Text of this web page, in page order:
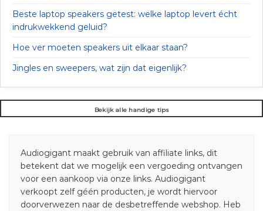
Beste laptop speakers getest: welke laptop levert écht
indrukwekkend geluid?
Hoe ver moeten speakers uit elkaar staan?
Jingles en sweepers, wat zijn dat eigenlijk?
Bekijk alle handige tips
Audiogigant maakt gebruik van affiliate links, dit
betekent dat we mogelijk een vergoeding ontvangen
voor een aankoop via onze links. Audiogigant
verkoopt zelf géén producten, je wordt hiervoor
doorverwezen naar de desbetreffende webshop. Heb